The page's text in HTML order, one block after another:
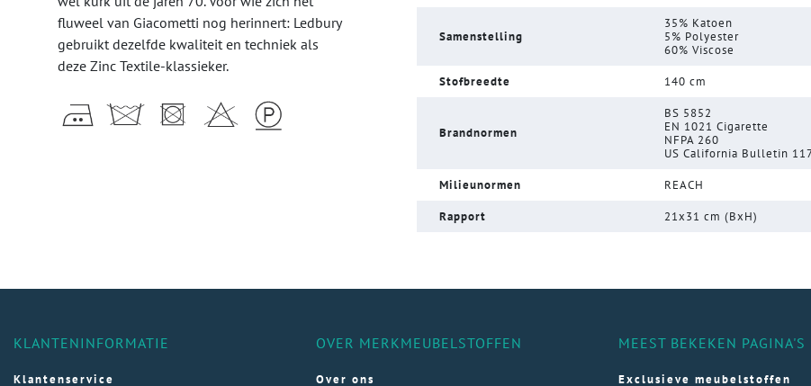
fluweel van Giacometti nog herinnert: Ledbury
gebruikt dezelfde kwaliteit en techniek als
deze Zinc Textile-klassieker.
Samenstelling
35% Katoen
5% Polyester
60% Viscose
Stofbreedte 140 cm
Brandnormen
BS 5852
EN 1021 Cigarette
NFPA 260
US California Bulletin
Milieunormen REACH
Rapport 21x31 cm (BxH)
KLANTENINFORMATIE
Klantenservice
OVER MERKMEUBELSTOFFEN
Over ons
MEEST BEKEKEN PAGINA'S
Exclusieve meubelstoffen